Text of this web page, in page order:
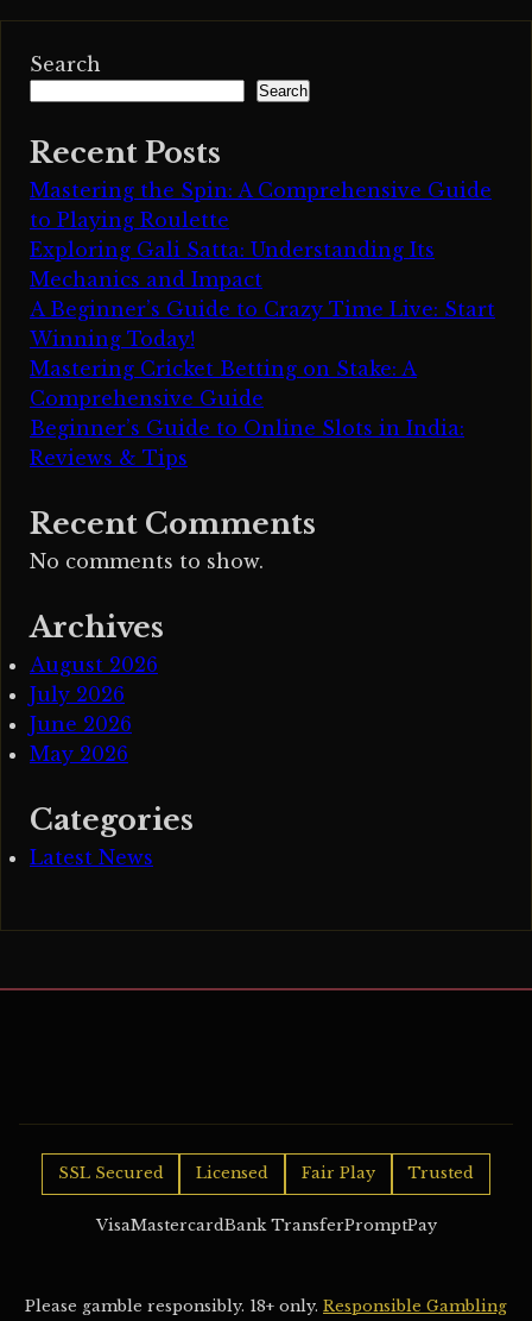
Search
Search
Recent Posts
Mastering the Spin: A Comprehensive Guide
to Playing Roulette
Exploring Gali Satta: Understanding Its
Mechanics and Impact
A Beginner’s Guide to Crazy Time Live: Start
Winning Today!
Mastering Cricket Betting on Stake: A
Comprehensive Guide
Beginner’s Guide to Online Slots in India:
Reviews & Tips
Recent Comments
No comments to show.
Archives
August 2026
July 2026
June 2026
May 2026
Categories
Latest News
SSL Secured Licensed Fair Play Trusted
VisaMastercard Bank TransferPromptPay
Please gamble responsibly. 18+ only. Responsible Gambling